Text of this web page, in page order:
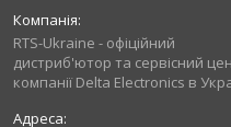
RTS-Ukraine - офіційний
дистриб'ютор та сервісний
компанії Delta Electronics в